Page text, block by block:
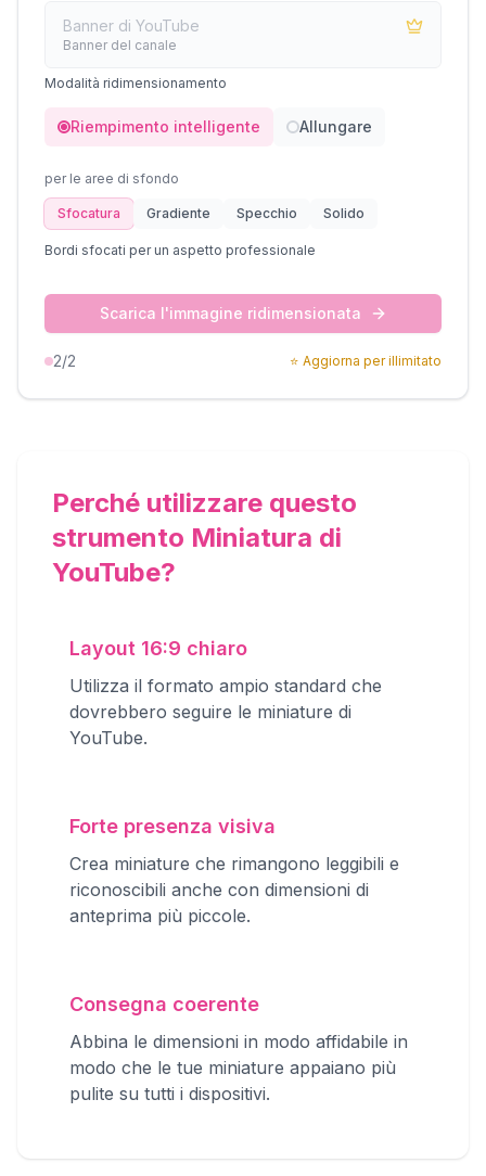
Banner di YouTube
Banner del canale
Modalità ridimensionamento
Riempimento intelligente Allungare
per le aree di sfondo
Sfocatura Gradiente Specchio Solido
Bordi sfocati per un aspetto professionale
Scarica l'immagine ridimensionata
2/2 ⭐ Aggiorna per illimitato
Perché utilizzare questo
strumento Miniatura di
YouTube?
Layout 16:9 chiaro
Utilizza il formato ampio standard che
dovrebbero seguire le miniature di
YouTube.
Forte presenza visiva
Crea miniature che rimangono leggibili e
riconoscibili anche con dimensioni di
anteprima più piccole.
Consegna coerente
Abbina le dimensioni in modo affidabile in
modo che le tue miniature appaiano più
pulite su tutti i dispositivi.